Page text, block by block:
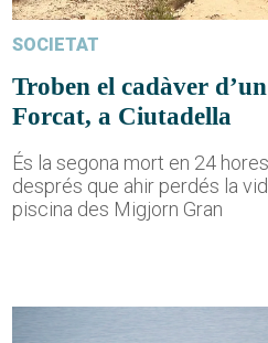
SOCIETAT
Troben el cadàver
Forcat, a Ciutadella
És la segona mort en 24
després que ahir perdés la
piscina des Migjorn Gran